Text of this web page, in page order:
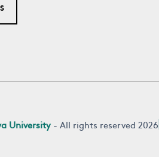
University - All rights reserved 2026